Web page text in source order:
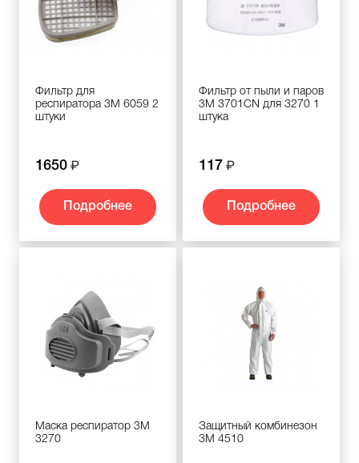
Фильтр для
респиратора 3M 6059 2
штуки
1650
Подробнее
Фильтр от пыли и паров
3M 3701CN для 3270 1
штука
117
Подробнее
Маска респиратор 3M
3270
Защитный комбинезон
3M 4510